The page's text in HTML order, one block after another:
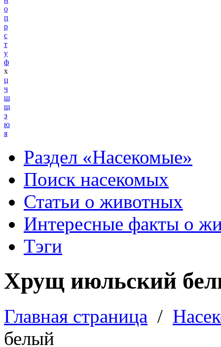
о
п
р
с
т
у
ф
х
ц
ч
ш
щ
э
ю
я
Раздел «Насекомые»
Поиск насекомых
Статьи о животных
Интересные факты о
Тэги
Хрущ июльский
Главная страница /
белый